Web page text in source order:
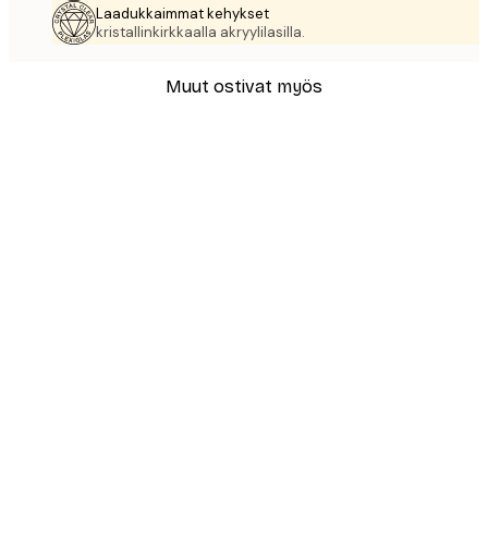
Laadukkaimmat kehykset
kristallinkirkkaalla akryylilasilla.
Muut ostivat myös